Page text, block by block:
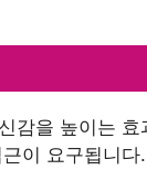
감을 높이는 효
이 요구됩니다